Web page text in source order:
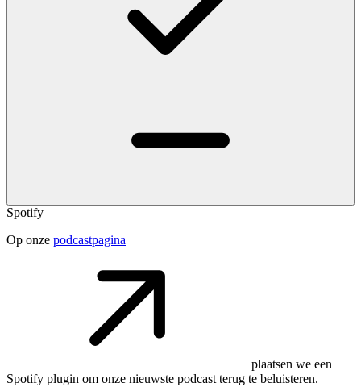
Spotify
Op onze podcastpagina
plaatsen we een
Spotify plugin om onze nieuwste podcast terug te beluisteren.